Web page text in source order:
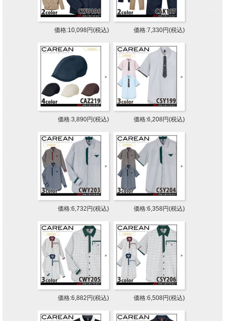
価格:10,098円(税込) 価格:7,330円(税込)
価格:3,890円(税込) 価格:6,208円(税込)
価格:6,732円(税込) 価格:6,358円(税込)
価格:6,882円(税込) 価格:6,508円(税込)